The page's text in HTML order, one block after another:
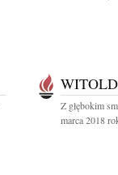
Z głębokim
marca 2018